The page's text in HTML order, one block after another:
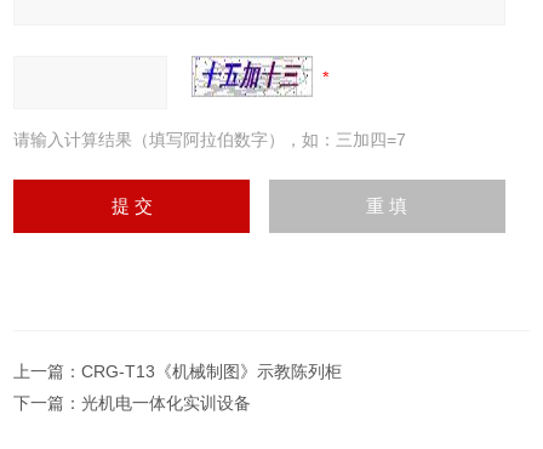
请输入计算结果（填写阿拉伯数字），如：三加四=7
上一篇：CRG-T13《机械制图》示教陈列柜
下一篇：光机电一体化实训设备